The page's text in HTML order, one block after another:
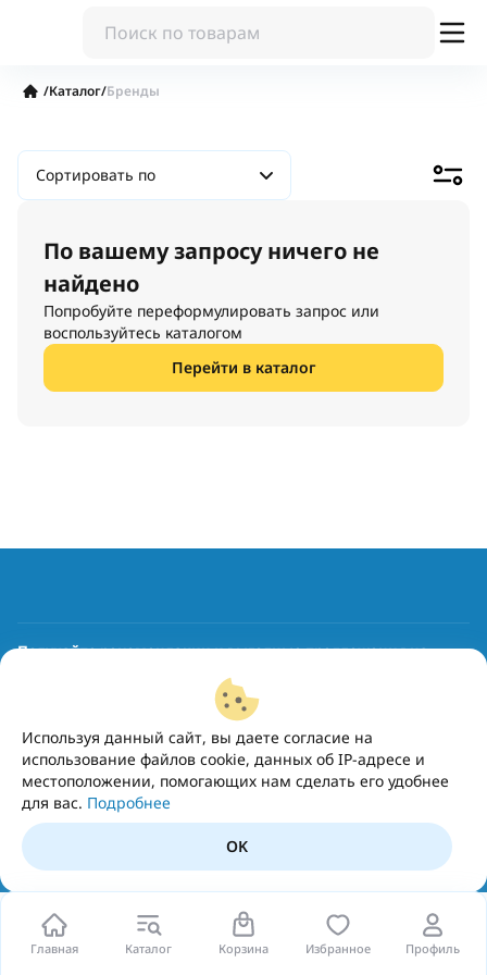
Главная Каталог Корзина Избранное Профиль
/Каталог/Бренды
Сортировать по
По вашему запросу ничего не
найдено
Попробуйте переформулировать запрос или
воспользуйтесь каталогом
Перейти в каталог
Используя данный сайт, вы даете согласие на
использование файлов cookie, данных об IP-адресе и
местоположении, помогающих нам сделать его удобнее
для вас. Подробнее
OK
Получайте рекомендации и выгодные предложения на
Подписаться